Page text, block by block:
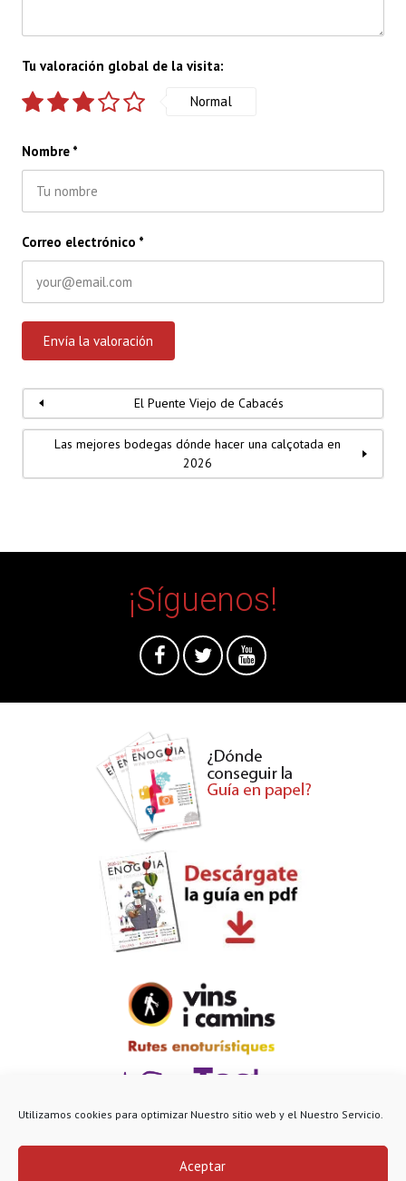
Utilizamos cookies para optimizar Nuestro sitio web y el Nuestro Servicio.
Aceptar
Nombre *
Correo electrónico *
Tu valoración global de la visita:
Normal
El Puente Viejo de Cabacés
Las mejores bodegas dónde hacer una calçotada en
2026
¡Síguenos!
© Enoguia 2022